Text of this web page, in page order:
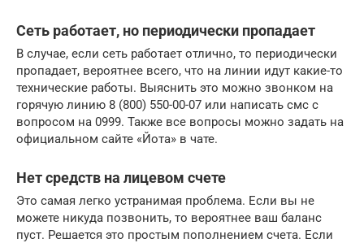
Сеть работает, но периодически пропадает
В случае, если сеть работает отлично, то периодически
пропадает, вероятнее всего, что на линии идут какие-то
технические работы. Выяснить это можно звонком на
горячую линию 8 (800) 550-00-07 или написать смс с
вопросом на 0999. Также все вопросы можно задать на
официальном сайте «Йота» в чате.
Нет средств на лицевом счете
Это самая легко устранимая проблема. Если вы не
можете никуда позвонить, то вероятнее ваш баланс
пуст. Решается это простым пополнением счета. Если